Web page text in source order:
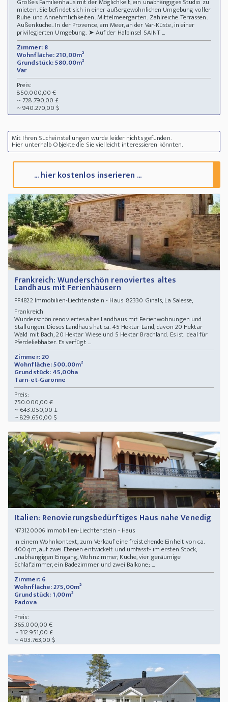
Großes Familienhaus mit der Möglichkeit, ein unabhängiges Studio zu
mieten. Sie befindet sich in einer außergewöhnlichen Umgebung voller
Ruhe und Annehmlichkeiten. Mittelmeergarten. Zahlreiche Terrassen.
Außenküche.. In der Provence, am Meer, an der Var-Küste, in einer
privilegierten Umgebung. ➤ Auf der Halbinsel SAINT ...
Zimmer: 8
Wohnfläche: 210,00m²
Grundstück: 580,00m²
Var
Preis:
850.000,00 €
~ 728.790,00 £
~ 940.270,00 $
Mit Ihren Sucheinstellungen wurde leider nichts gefunden.
Hier unterhalb Objekte die Sie vielleicht interessieren könnten.
... hier kostenlos inserieren ...
Frankreich: Wunderschön renoviertes altes
Landhaus mit Ferienhäusern
PF4822Immobilien-Liechtenstein - Haus 82330 Ginals, La Salesse,
Frankreich
Wunderschön renoviertes altes Landhaus mit Ferienwohnungen und
Stallungen. Dieses Landhaus hat ca. 45 Hektar Land, davon 20 Hektar
Wald mit Bach, 20 Hektar Wiese und 5 Hektar Brachland. Es ist ideal für
Pferdeliebhaber. Es verfügt ...
Zimmer: 20
Wohnfläche: 500,00m²
Grundstück: 45,00ha
Tarn-et-Garonne
Preis:
750.000,00 €
~ 643.050,00 £
~ 829.650,00 $
Italien: Renovierungsbedürftiges Haus nahe Venedig
N73120006Immobilien-Liechtenstein - Haus
In einem Wohnkontext, zum Verkauf eine freistehende Einheit von ca.
400 qm, auf zwei Ebenen entwickelt und umfasst- im ersten Stock,
unabhängigen Eingang, Wohnzimmer, Küche, vier geräumige
Schlafzimmer, ein Badezimmer und zwei Balkone; ...
Zimmer: 6
Wohnfläche: 275,00m²
Grundstück: 1,00m²
Padova
Preis:
365.000,00 €
~ 312.951,00 £
~ 403.763,00 $